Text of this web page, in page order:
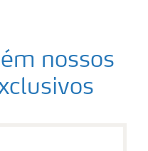
nossos